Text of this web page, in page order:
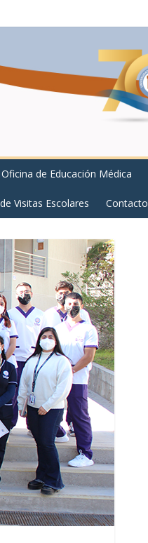
Oficina de Educación Médica
Visitas Escolares Contacto